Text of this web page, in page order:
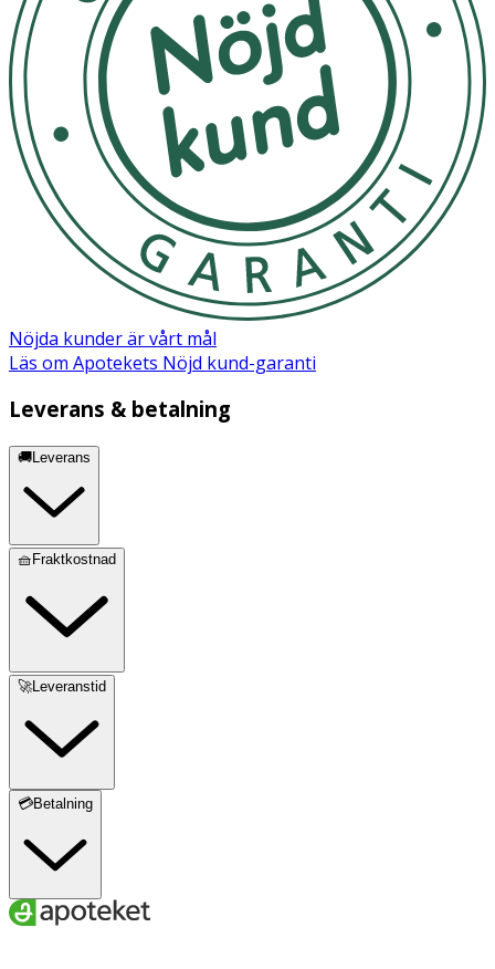
Aqua, Glycerin, Caprylic/Capric Triglyceride,
Butyrospermum Parkii Butter, 1,2Hexanediol,
Polyglyceryl3 Methylglucose Distearate, Dicaprylyl
Carbonate, Glyceryl Stearate Se, Behenyl Alcohol,
Centella Asiatica Extract, Carbomer, Tromethamine,
Sodium Stearoyl Glutamate, Ethylhexylglycerin,
Microcrystalline Cellulose, Adenosine, Disodium EDTA,
Cellulose Gum, Madecassoside, BetaGlucan, Actinidia
Arguta Fruit Extract, Tocopherol
Nöjda kunder är vårt mål
Läs om Apotekets Nöjd kund-garanti
Leverans & betalning
🚚Leverans
🧺Fraktkostnad
🚀Leveranstid
💳Betalning